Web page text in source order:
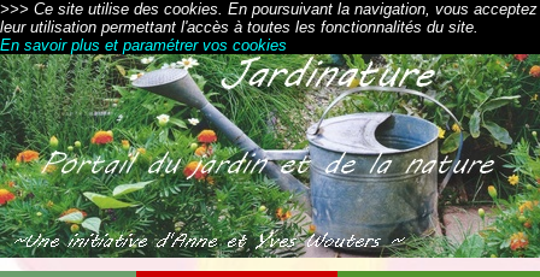
>>> Ce site utilise des cookies. En poursuivant la navigation, vous acceptez
leur utilisation permettant l'accès à toutes les fonctionnalités du site.
En savoir plus et paramétrer vos cookies